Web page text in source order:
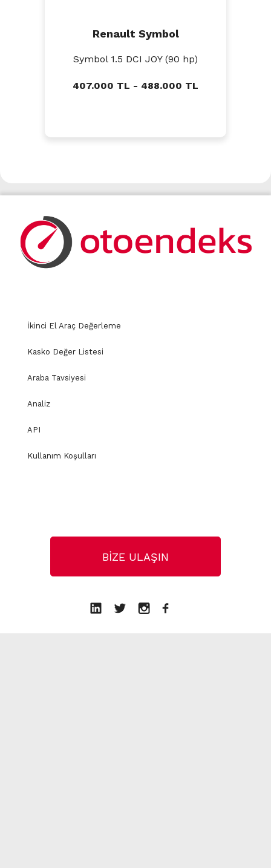
Renault Symbol
Symbol 1.5 DCI JOY (90 hp)
407.000 TL - 488.000 TL
İkinci El Araç Değerleme
Kasko Değer Listesi
Araba Tavsiyesi
Analiz
API
Kullanım Koşulları
BİZE ULAŞIN